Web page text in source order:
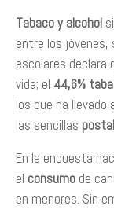
Tabaco y alcohol
entre los jóvenes,
escolares declara
vida; el 44,6%
los que ha llevado
las sencillas
En la encuesta
el consumo de
en menores. Sin